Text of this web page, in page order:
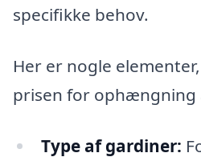
specifikke behov.
Her er nogle
prisen for ophængning
Type af gardiner: